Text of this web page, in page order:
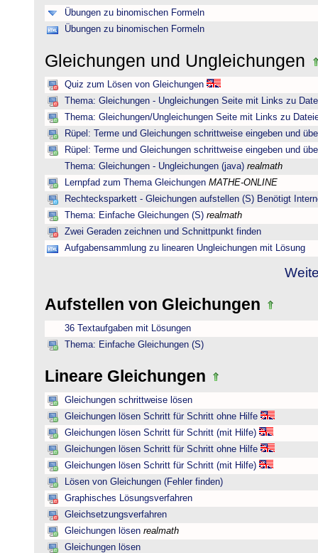
Übungen zu binomischen Formeln
Übungen zu binomischen Formeln
Gleichungen und Ungleichungen
Quiz zum Lösen von Gleichungen
Thema: Gleichungen - Ungleichungen Seite mit Links zu
Thema: Gleichungen/Ungleichungen Seite mit Links zu
Rüpel: Terme und Gleichungen schrittweise eingeben und
Rüpel: Terme und Gleichungen schrittweise eingeben und
Thema: Gleichungen - Ungleichungen (java) realmath
Lernpfad zum Thema Gleichungen MATHE-ONLINE
Rechtecksparkett - Gleichungen aufstellen (S) Benötigt
Thema: Einfache Gleichungen (S) realmath
Zwei Geraden zeichnen und Schnittpunkt finden
Aufgabensammlung zu linearen Ungleichungen mit Lösung
Aufstellen von Gleichungen
36 Textaufgaben mit Lösungen
Thema: Einfache Gleichungen (S)
Lineare Gleichungen
Gleichungen schrittweise lösen
Gleichungen lösen Schritt für Schritt ohne Hilfe
Gleichungen lösen Schritt für Schritt (mit Hilfe)
Gleichungen lösen Schritt für Schritt ohne Hilfe
Gleichungen lösen Schritt für Schritt (mit Hilfe)
Lösen von Gleichungen (Fehler finden)
Graphisches Lösungsverfahren
Gleichsetzungsverfahren
Gleichungen lösen realmath
Gleichungen lösen